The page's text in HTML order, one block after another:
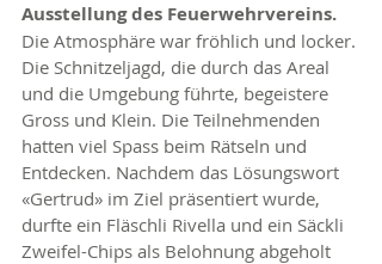
Ausstellung des Feuerwehrvereins.
Die Atmosphäre war fröhlich und locker.
Die Schnitzeljagd, die durch das Areal
und die Umgebung führte, begeistere
Gross und Klein. Die Teilnehmenden
hatten viel Spass beim Rätseln und
Entdecken. Nachdem das Lösungswort
«Gertrud» im Ziel präsentiert wurde,
durfte ein Fläschli Rivella und ein Säckli
Zweifel-Chips als Belohnung abgeholt